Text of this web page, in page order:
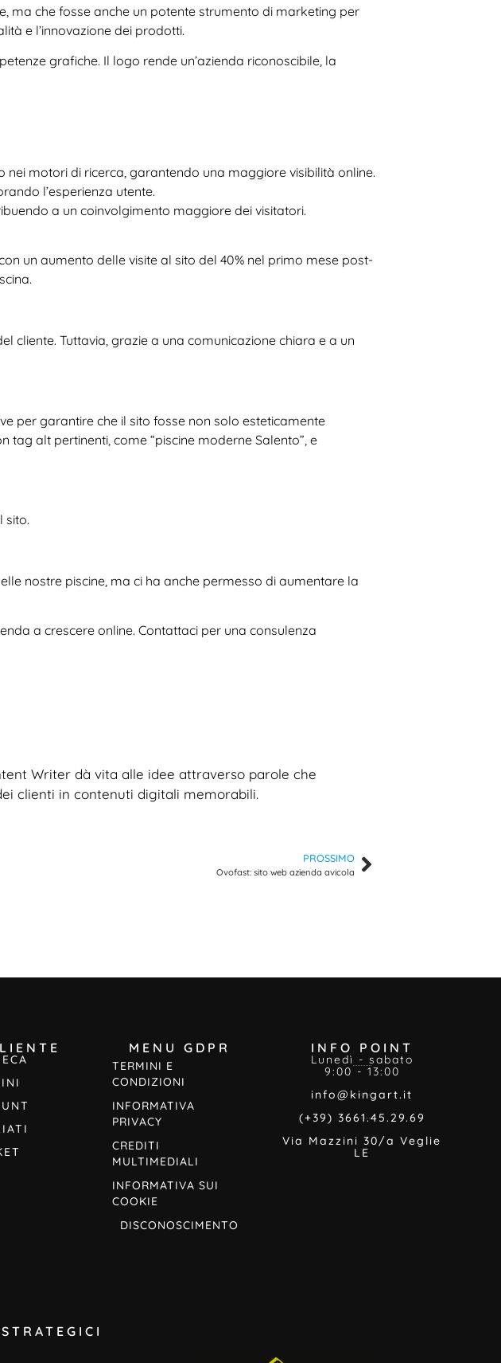
ma che fosse anche un potente strumento di marketing per
e l’innovazione dei prodotti.
grafiche. Il logo rende un’azienda riconoscibile, la
motori di ricerca, garantendo una maggiore visibilità online.
l’esperienza utente.
a un coinvolgimento maggiore dei visitatori.
un aumento delle visite al sito del 40% nel primo mese post-
Tuttavia, grazie a una comunicazione chiara e a un
per garantire che il sito fosse non solo esteticamente
alt pertinenti, come “piscine moderne Salento”, e
sito.
nostre piscine, ma ci ha anche permesso di aumentare la
a crescere online. Contattaci per una consulenza
Writer dà vita alle idee attraverso parole che
clienti in contenuti digitali memorabili.
PROSSIMO
Ovofast: sito web azienda avicola
MENU GDPR
TERMINI E
CONDIZIONI
INFORMATIVA
PRIVACY
CREDITI
MULTIMEDIALI
INFORMATIVA SUI
COOKIE
DISCONOSCIMENTO
INFO POINT
Lunedì - sabato
9:00 - 13:00
info@kingart.it
(+39) 3661.45.29.69
Via Mazzini 30/a Veglie
LE